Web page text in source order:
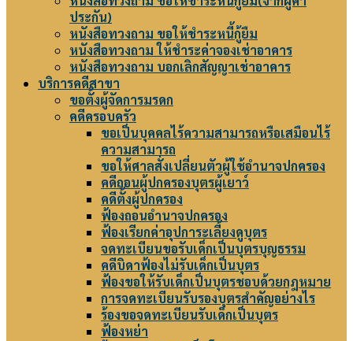
ประกัน)
หนังสือทวงถาม ขอให้ชำระหนี้กู้ยืม
หนังสือทวงถาม ให้ชำระค่าจองเช่าอาคาร
หนังสือทวงถาม บอกเลิกสัญญาเช่าอาคาร
บริการคดีสาขา
ขอตั้งผู้จัดการมรดก
คดีครอบครัว
ขอเป็นบุคคลไร้ความสามารถหรือเสมือนไร้
ความสามารถ
ขอให้ศาลสั่งเปลี่ยนตัวผู้ใช้อำนาจปกครอง
คดีถอนผู้ปกครองบุตรผู้เยาว์
คดีตั้งผู้ปกครอง
ฟ้องถอนอำนาจปกครอง
ฟ้องเรียกค่าอุปการะเลี้ยงดูบุตร
จดทะเบียนขอรับเด็กเป็นบุตรบุญธรรม
คดีบิดาฟ้องไม่รับเด็กเป็นบุตร
ฟ้องขอให้รับเด็กเป็นบุตรชอบด้วยกฎหมาย
การจดทะเบียนรับรองบุตรสำคัญอย่างไร
ร้องขอจดทะเบียนรับเด็กเป็นบุตร
ฟ้องหย่า